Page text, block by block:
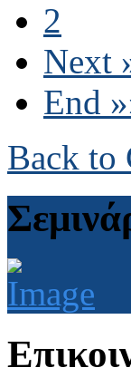
2
Next
End
Back to